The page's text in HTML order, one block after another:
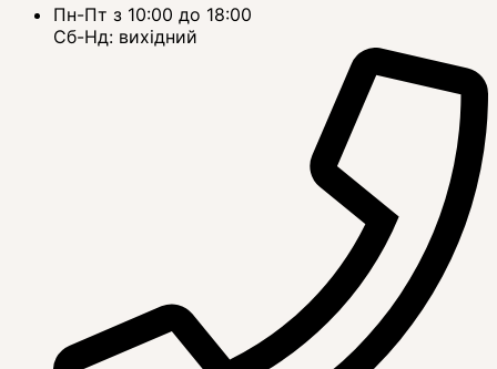
Пн-Пт з 10:00 до 18:00
Сб-Нд: вихідний